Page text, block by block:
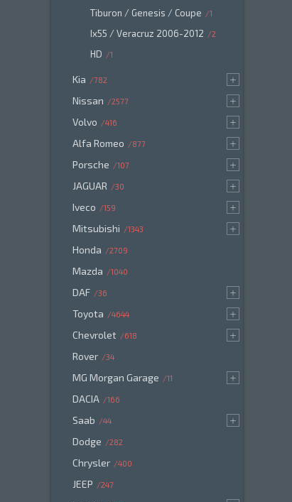
Tiburon / Genesis / Coupe 1
Ix55 / Veracruz 2006-2012 2
HD 1
Kia 782
Nissan 2577
Volvo 416
Alfa Romeo 877
Porsche 107
JAGUAR 30
Iveco 159
Mitsubishi 1343
Honda 2709
Mazda 1040
DAF 36
Toyota 4644
Chevrolet 618
Rover 34
MG Morgan Garage 11
DACIA 166
Saab 44
Dodge 282
Chrysler 400
JEEP 247